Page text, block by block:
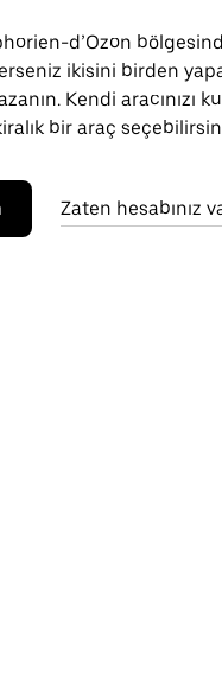
d’Ozon
ikisini birden
Kendi aracınızı
bir araç
Zaten hesabınız